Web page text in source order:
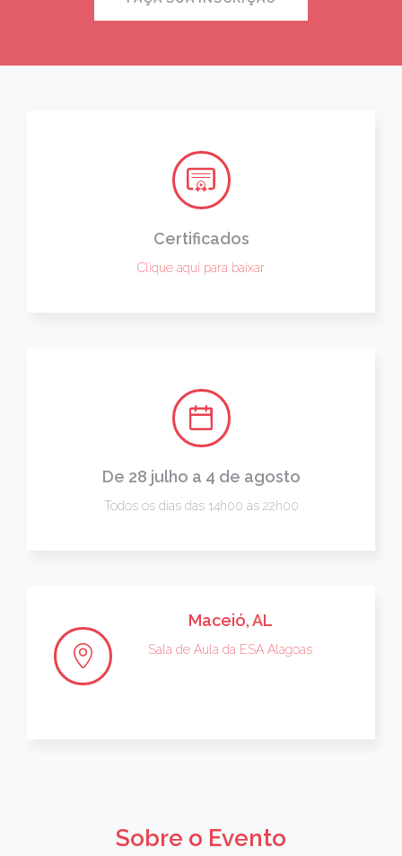
Certificados
Clique aqui para baixar
De 28 julho a 4 de agosto
Todos os dias das 14h00 às 22h00
Maceió, AL
Sala de Aula da ESA Alagoas
Sobre o Evento